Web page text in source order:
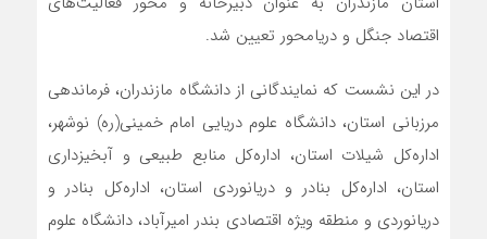
اقتصاد جنگل و دریامحور تعیین شد.
در این نشست که نمایندگانی از دانشگاه مازندران، فرماندهی
مرزبانی استان، دانشگاه علوم دریایی امام خمینی(ره) نوشهر،
اداره‌کل شیلات استان، اداره‌کل منابع طبیعی و آبخیزداری
استان، اداره‌کل بنادر و دریانوردی استان، اداره‌کل بنادر و
دریانوردی و منطقه ویژه اقتصادی بندر امیرآباد، دانشگاه علوم